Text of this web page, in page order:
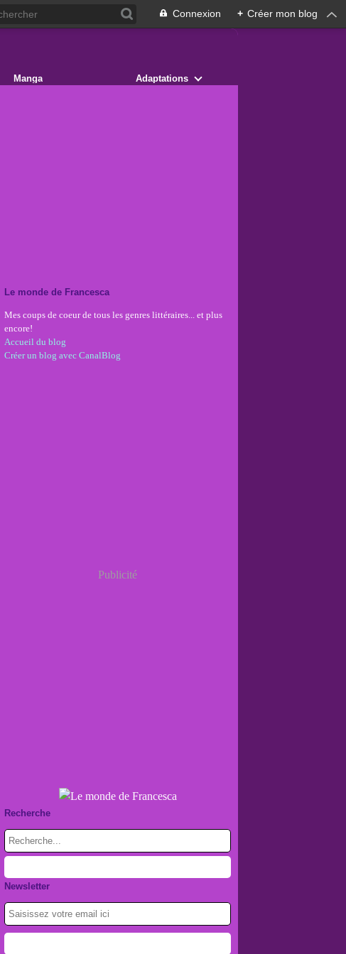
Connexion + Créer mon blog
Manga Adaptations
Le monde de Francesca
Mes coups de coeur de tous les genres littéraires... et plus
encore!
Accueil du blog
Créer un blog avec CanalBlog
Publicité
Recherche
Newsletter